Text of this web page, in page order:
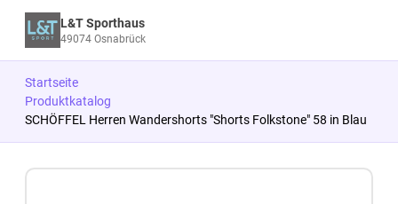
L&T Sporthaus
49074 Osnabrück
Startseite
Produktkatalog
SCHÖFFEL Herren Wandershorts "Shorts Folkstone" 58 in Blau